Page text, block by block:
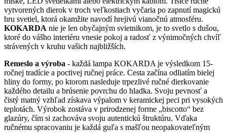
vytvorených dierok v troch veľkostiach vyčaria po zapnutí magickú
hru svetiel, ktorá okamžite navodí hrejivú vianočnú atmosféru.
KOKARDA nie je len obyčajným svietnikom, je to svetlo s dušou,
ktoré do vášho interiéru vnesie pokoj a radosť z výnimočných chvíľ
strávených v kruhu vašich najbližších.
Remeslo a výroba - každá lampa KOKARDA je výsledkom 15-
ročnej tradície a poctivej ručnej práce. Cesta začína odliatím bielej
hliny do formy, po ktorom nasleduje trpezlivé ručné dierkovanie
každého detailu a brúsenie povrchu do hladka. Svoju pevnosť a
čistý matný vzhľad získava výpalom v keramickej peci pri vysokých
teplotách. Výrobok zostáva v prirodzenej forme „biscotto“ bez
glazúry, čím si zachováva svoju autentickú štruktúru. Vďaka
ručnému spracovaniu je každá guľa s mašľou neopakovateľným